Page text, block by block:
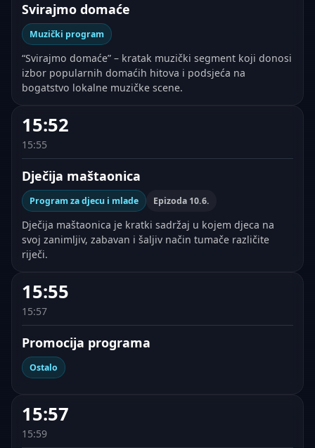
Svirajmo domaće
Muzički program
“Svirajmo domaće” – kratak muzički segment koji donosi
izbor popularnih domaćih hitova i podsjeća na
bogatstvo lokalne muzičke scene.
15:52
15:55
Dječija maštaonica
Program za djecu i mlade Epizoda 10.6.
Dječija maštaonica je kratki sadržaj u kojem djeca na
svoj zanimljiv, zabavan i šaljiv način tumače različite
riječi.
15:55
15:57
Promocija programa
Ostalo
15:57
15:59